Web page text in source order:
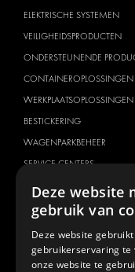
ELEKTRISCHE SYSTEMEN
VEILIGHEIDSPRODUCTEN
ONDERSTEUNENDE
CONTAINEROPLOSSINGEN
WERKPLAATSOPLOSSINGEN
BESTICKERING
WAGENPARKBEHEER
SERVICE CENTERS
VOERTUIG MERK
CITROËN
DACIA
Deze website
gebruik van
Deze website
gebruikerservaring te
onze website te